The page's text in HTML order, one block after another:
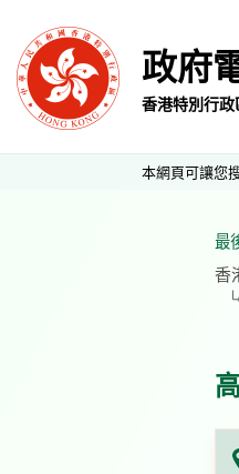
政府
香港特別行
本網頁可讓您
最
香